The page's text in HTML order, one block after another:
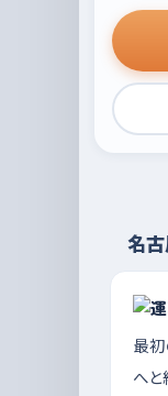
名
最
へ